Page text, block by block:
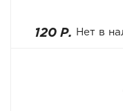
120 Р. Нет в